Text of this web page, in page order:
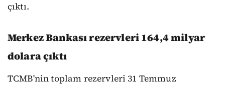
çıktı.
Merkez Bankası rezervleri 164,4 milyar
dolara çıktı
TCMB'nin toplam rezervleri 31 Temmuz